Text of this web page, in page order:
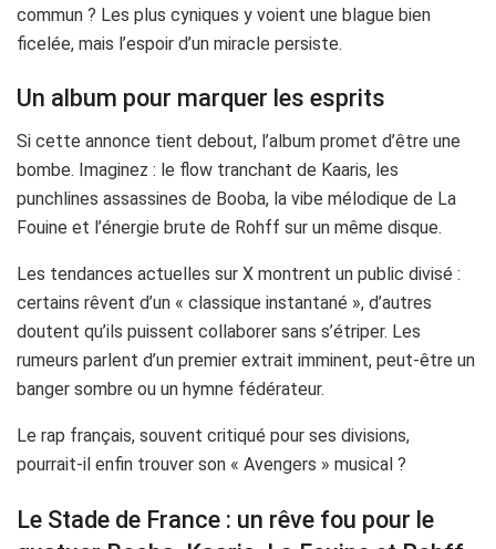
commun ? Les plus cyniques y voient une blague bien
ficelée, mais l’espoir d’un miracle persiste.
Un album pour marquer les esprits
Si cette annonce tient debout, l’album promet d’être une
bombe. Imaginez : le flow tranchant de Kaaris, les
punchlines assassines de Booba, la vibe mélodique de La
Fouine et l’énergie brute de Rohff sur un même disque.
Les tendances actuelles sur X montrent un public divisé :
certains rêvent d’un « classique instantané », d’autres
doutent qu’ils puissent collaborer sans s’étriper. Les
rumeurs parlent d’un premier extrait imminent, peut-être un
banger sombre ou un hymne fédérateur.
Le rap français, souvent critiqué pour ses divisions,
pourrait-il enfin trouver son « Avengers » musical ?
Le Stade de France : un rêve fou pour le